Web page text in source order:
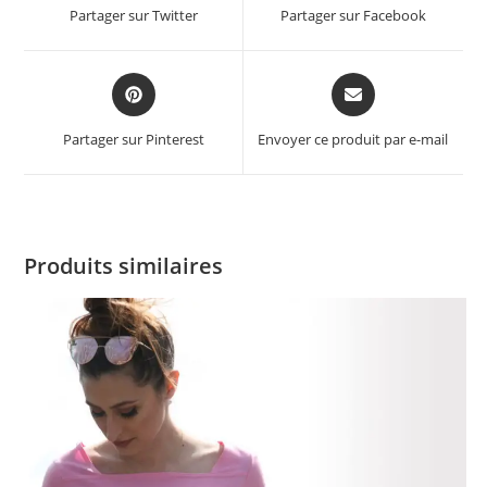
Partager sur Twitter Partager sur Facebook
Partager sur Pinterest Envoyer ce produit par e-mail
Produits similaires